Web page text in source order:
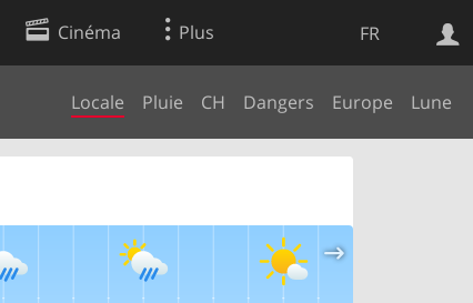
FR
Cinéma Plus
Locale Pluie CH Dangers Europe Lune
Web